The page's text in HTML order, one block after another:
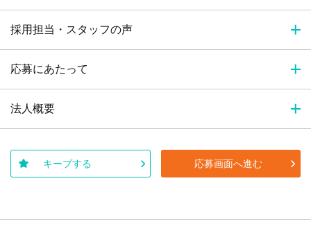
採用担当・スタッフの声
応募にあたって
法人概要
キープする 応募画面へ進む